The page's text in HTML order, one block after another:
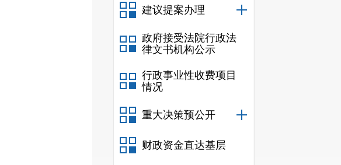
建议提案办理
政府接受法院行政法
律文书机构公示
行政事业性收费项目
情况
重大决策预公开
财政资金直达基层